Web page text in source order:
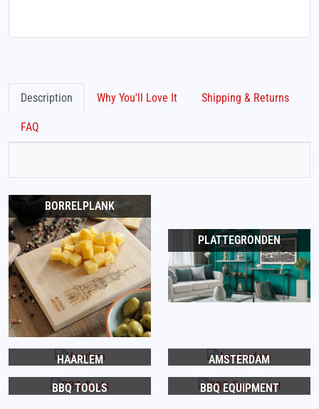
Description Why You'll Love It Shipping & Returns
FAQ
BORRELPLANK
PLATTEGRONDEN
HAARLEM AMSTERDAM
BBQ TOOLS BBQ EQUIPMENT